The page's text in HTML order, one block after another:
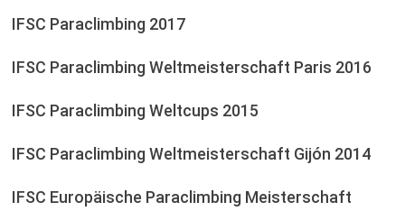
IFSC Paraclimbing 2017
IFSC Paraclimbing Weltmeisterschaft Paris 2016
IFSC Paraclimbing Weltcups 2015
IFSC Paraclimbing Weltmeisterschaft Gijón 2014
IFSC Europäische Paraclimbing Meisterschaft